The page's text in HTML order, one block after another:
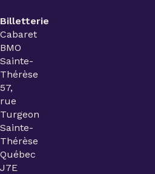
Billetterie
Cabaret
BMO
Sainte-
Thérèse
57,
rue
Turgeon
Sainte-
Thérèse
Québec
J7E